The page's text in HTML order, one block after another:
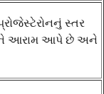
સ્તર
આરામ આપે છે અને